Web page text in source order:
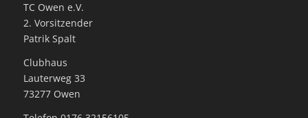
TC Owen e.V.
2. Vorsitzender
Patrik Spalt
Clubhaus
Lauterweg 33
73277 Owen